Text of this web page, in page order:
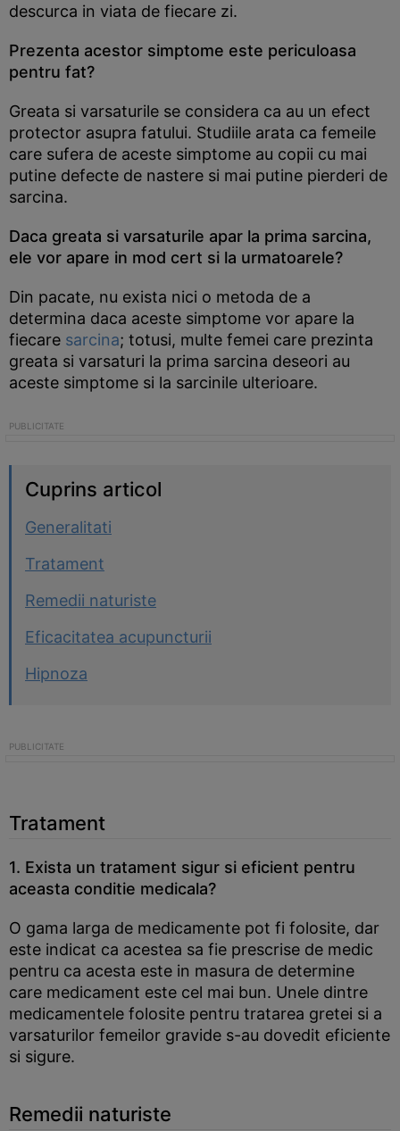
descurca in viata de fiecare zi.
Prezenta acestor simptome este periculoasa
pentru fat?
Greata si varsaturile se considera ca au un efect
protector asupra fatului. Studiile arata ca femeile
care sufera de aceste simptome au copii cu mai
putine defecte de nastere si mai putine pierderi de
sarcina.
Daca greata si varsaturile apar la prima sarcina,
ele vor apare in mod cert si la urmatoarele?
Din pacate, nu exista nici o metoda de a
determina daca aceste simptome vor apare la
fiecare sarcina; totusi, multe femei care prezinta
greata si varsaturi la prima sarcina deseori au
aceste simptome si la sarcinile ulterioare.
Cuprins articol
Generalitati
Tratament
Remedii naturiste
Eficacitatea acupuncturii
Hipnoza
Tratament
1. Exista un tratament sigur si eficient pentru
aceasta conditie medicala?
O gama larga de medicamente pot fi folosite, dar
este indicat ca acestea sa fie prescrise de medic
pentru ca acesta este in masura de determine
care medicament este cel mai bun. Unele dintre
medicamentele folosite pentru tratarea gretei si a
varsaturilor femeilor gravide s-au dovedit eficiente
si sigure.
Remedii naturiste